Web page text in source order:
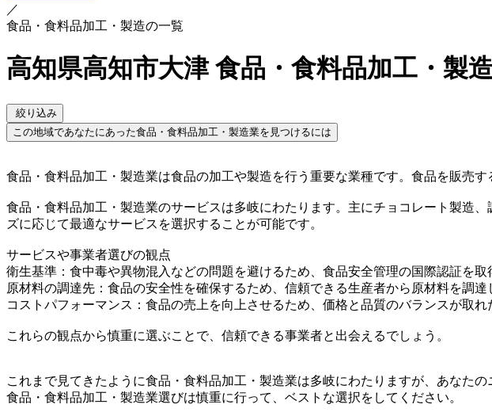
／
食品・食料品加工・製造の一覧
高知県高知市大津 食品・食料品加工・製
絞り込み
この地域であなたにあった食品・食料品加工・製造業を見つけるには
食品・食料品加工・製造業は食品の加工や製造を行う重要な業種です。食品を販売
食品・食料品加工・製造業のサービスは多岐にわたります。主にチョコレート製造
ズに応じて最適なサービスを選択することが可能です。
サービスや事業者選びの観点
衛生基準：食中毒や異物混入などの問題を避けるため、食品安全管理の国際認証を取
原材料の調達先：食品の安全性を確保するため、信頼できる生産者から原材料を調達
コストパフォーマンス：食品の売上を向上させるため、価格と品質のバランスが取れ
これらの観点から慎重に選ぶことで、信頼できる事業者と出会えるでしょう。
これまで見てきたように食品・食料品加工・製造業は多岐にわたりますが、あなたの
食品・食料品加工・製造業選びは慎重に行って、ベストな選択をしてください。